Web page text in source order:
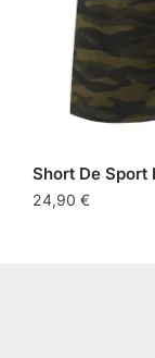
Short De Sport
24,90 €